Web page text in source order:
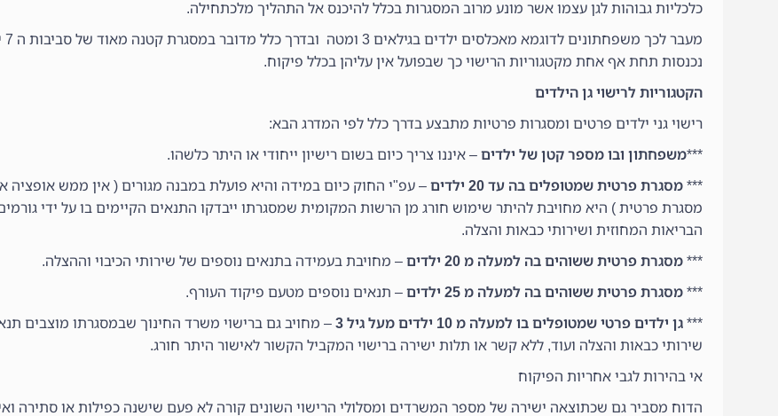
כלכליות גבוהות לגן עצמו אשר מונע מרוב המסגרות בכלל להיכנס אל התהליך מלכתחילה.
נכנסות תחת אף אחת מקטגוריות הרישוי כך שבפועל אין עליהן בכלל פיקוח.
הקטגוריות לרישוי גן הילדים
רישוי גני ילדים פרטים ומסגרות פרטיות מתבצע בדרך כלל לפי המדרג הבא:
***משפחתון ובו מספר קטן של ילדים – איננו צריך כיום בשום רישיון ייחודי או היתר כלשהו.
*** מסגרת פרטית שמטופלים בה עד 20 ילדים
– עפ"י החוק כיום במידה והיא פועלת במבנה מגורים ( אין ממש אופציה
מסגרת פרטית ) היא מחויבת להיתר שימוש חורג מן הרשות המקומית שמסגרתו ייבדקו התנאים הקיימים בו על ידי
הבריאות המחוזית ושירותי כבאות והצלה.
*** מסגרת פרטית ששוהים בה למעלה מ 20 ילדים – מחויבת בעמידה בתנאים נוספים של שירותי הכיבוי וההצלה.
*** מסגרת פרטית ששוהים בה למעלה מ 25 ילדים – תנאים נוספים מטעם פיקוד העורף.
*** גן ילדים פרטי שמטופלים בו למעלה מ 10 ילדים מעל גיל 3
– מחויב גם ברישוי משרד החינוך שבמסגרתו מוצבים
שירותי כבאות והצלה ועוד, ללא קשר או תלות ישירה ברישוי המקביל הקשור לאישור היתר חורג.
אי בהירות לגבי אחריות הפיקוח
הדוח מסביר גם שכתוצאה ישירה של מספר המשרדים ומסלולי הרישוי השונים קורה לא פעם שישנה כפילות או סתירה ואי